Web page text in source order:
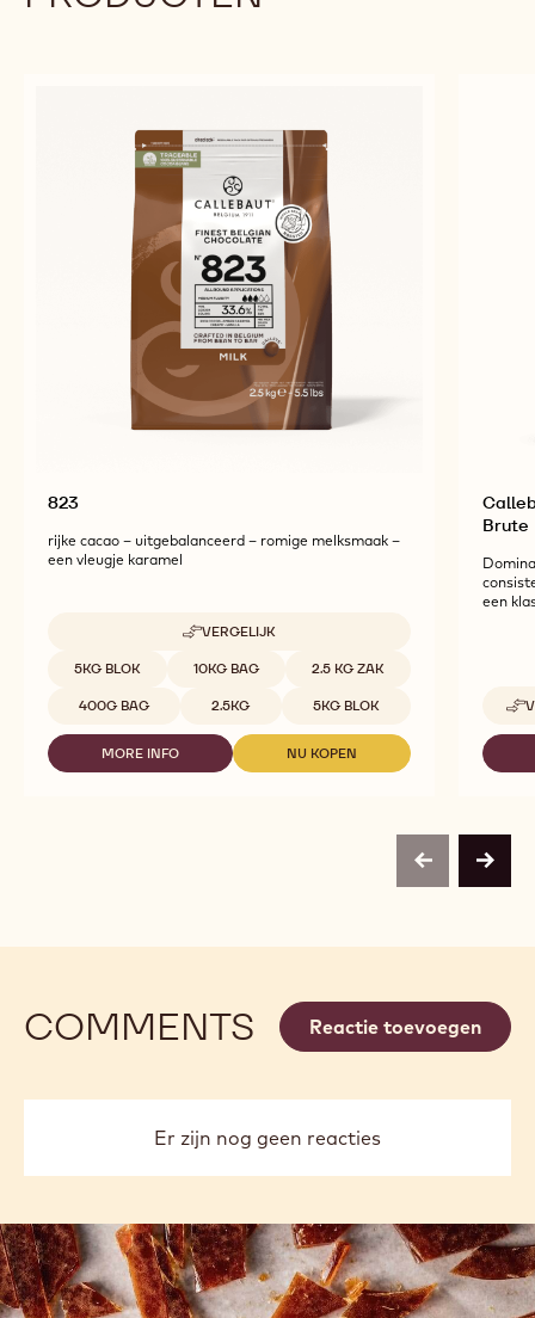
823
rijke cacao – uitgebalanceerd – romige melksmaak –
een vleugje karamel
VERGELIJK
-
Beschikbare maten
5KG BLOK 10KG BAG 2.5 KG ZAK
400G BAG 2.5KG 5KG BLOK
MORE INFO
-
NU KOPEN
-
Brute
een
previousnext
COMMENTS Reactie toevoegen
Er zijn nog geen reacties